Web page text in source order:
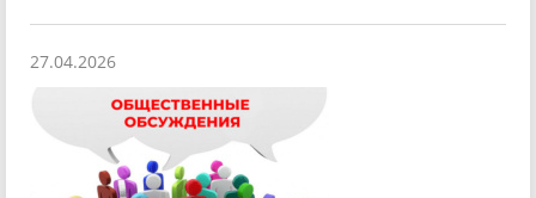
27.04.2026